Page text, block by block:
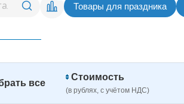
Товары для праздника
Построить
все
Стоимость
(в рублях, с учётом НДС)